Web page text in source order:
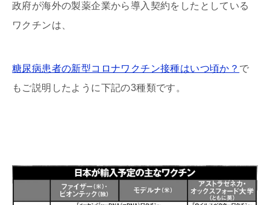
政府が海外の製薬企業から導入契約をしたとしている
ワクチンは、
糖尿病患者の新型コロナワクチン接種はいつ頃か？ で
もご説明したように下記の3種類です。